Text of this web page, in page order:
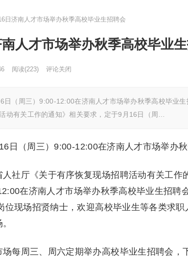
日济南人才市场举办秋季高校毕业生招聘会
人才市场举办秋季高校毕业
阅读(223) 评论关闭
日（周三）9:00-12:00在济南人才市场举办秋季高校毕
动有关工作的通知》相关要求，定于9月16日（周…
日（周三）9:00-12:00在济南人才市场举办秋
厅《关于有序恢复现场招聘活动有关工作
在济南人才市场举办秋季高校毕业生招聘
位现场招贤纳士，欢迎高校毕业生等各类求
周三、周六定期举办高校毕业生招聘会，